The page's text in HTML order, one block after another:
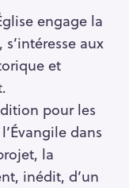
engage la
aux
et
pour les
dans
la
inédit, d’un